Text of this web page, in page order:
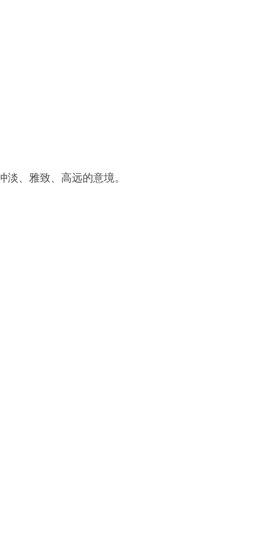
、雅致、高远的意境。